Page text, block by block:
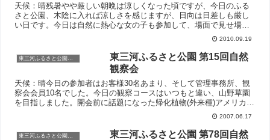
天候：晴残暑やや厳しい朝晩は涼しくなった頃ですが、今日のふる
さと公園、木陰に入れば涼しさを感じますが、日向は日差しも厳し
い日です。今日は自然に熱心な女の子も参加して、場面で見せ場を
創ってくれました。一般参加者20名、会員は17名でした。今日のテ
ーマは「秋の七草を探そう」でした。冒頭、間瀬会員の作成した山
上憶良 万葉集 巻第八 秋の雑歌の部「秋の野に咲きたる花...
2010.09.19
東三河ふるさと公園 第15回自然
観察会
天候：晴今日の参加者はお客様30名あまり、そして管理事務所、観
察会会員10名でした。今日の観察コースはいつもと違い、山野草園
を目指しました。開会前に話題になった帰化植物(外来種)アメリカネ
ナシカズラを観察するためです。昭和40年ごろ、関東で確認された
この植物はつる性の寄生植物です。北米原産で野菜畑や鉢植え植物
に被害を与える厄介ものです。
2007.06.17
東三河ふるさと公園 第78回自然